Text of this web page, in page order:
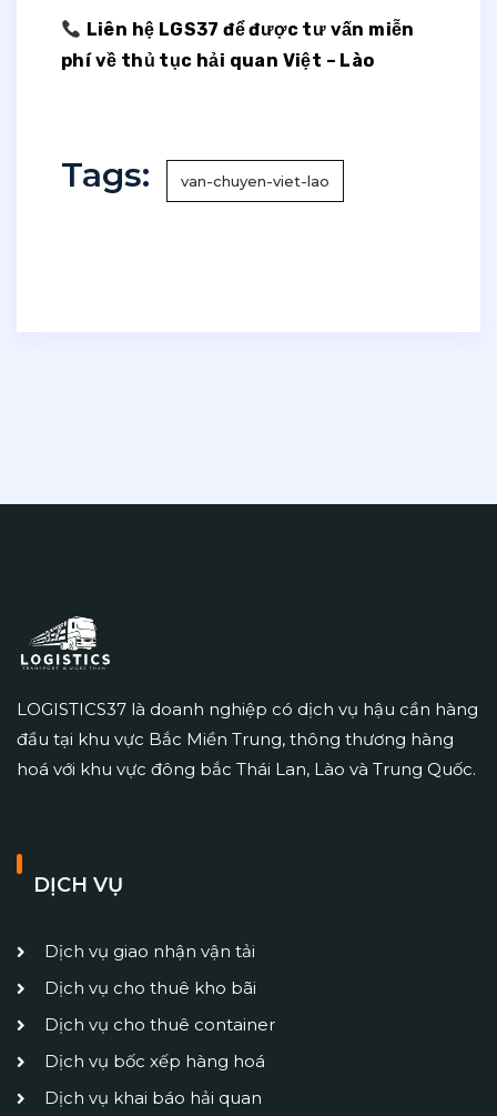
Liên hệ LGS37 để được tư vấn miễn
phí về thủ tục hải quan Việt – Lào
Tags: van-chuyen-viet-lao
LOGISTICS37 là doanh nghiệp có dịch vụ hậu cần hàng
đầu tại khu vực Bắc Miền Trung, thông thương hàng
hoá với khu vực đông bắc Thái Lan, Lào và Trung Quốc.
DỊCH VỤ
Dịch vụ giao nhận vận tải
Dịch vụ cho thuê kho bãi
Dịch vụ cho thuê container
Dịch vụ bốc xếp hàng hoá
Dịch vụ khai báo hải quan